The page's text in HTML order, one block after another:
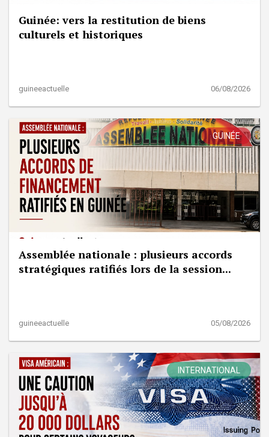
Guinée: vers la restitution de biens
culturels et historiques
guineeactuelle 06/08/2026
GUINÉE
Assemblée nationale : plusieurs accords
stratégiques ratifiés lors de la session...
guineeactuelle 05/08/2026
INTERNATIONAL